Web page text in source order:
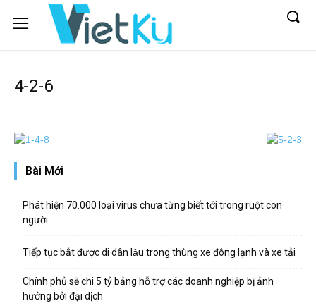
4-2-6
Bài Mới
Phát hiện 70.000 loại virus chưa từng biết tới trong ruột con
người
Tiếp tục bắt được di dân lậu trong thùng xe đông lạnh và xe tải
Chính phủ sẽ chi 5 tỷ bảng hỗ trợ các doanh nghiệp bị ảnh
hưởng bởi đại dịch